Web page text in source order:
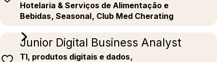
Hotelaria & Serviços de Alimentação e
Bebidas, Seasonal, Club Med Cherating
Junior Digital Business Analyst
TI, produtos digitais e dados,